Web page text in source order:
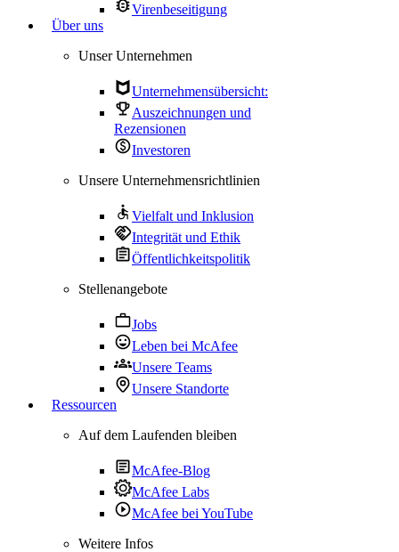
Virenbeseitigung
Über uns
Unser Unternehmen
Unternehmensübersicht:
Auszeichnungen und
Rezensionen
Investoren
Unsere Unternehmensrichtlinien
Vielfalt und Inklusion
Integrität und Ethik
Öffentlichkeitspolitik
Stellenangebote
Jobs
Leben bei McAfee
Unsere Teams
Unsere Standorte
Ressourcen
Auf dem Laufenden bleiben
McAfee-Blog
McAfee Labs
McAfee bei YouTube
Weitere Infos